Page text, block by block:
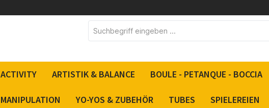
ACTIVITY ARTISTIK & BALANCE BOULE - PETANQUE - BOCCIA
MANIPULATION YO-YOS & ZUBEHÖR TUBES SPIELEREIEN